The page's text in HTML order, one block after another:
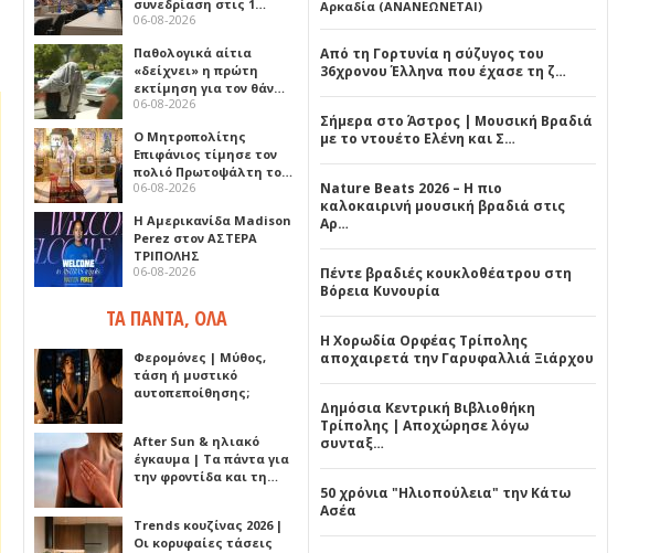
συνεδρίαση στις 1…
06-08-2026
Παθολογικά αίτια
«δείχνει» η πρώτη
εκτίμηση για τον θάν…
06-08-2026
Ο Μητροπολίτης
Επιφάνιος τίμησε τον
πολιό Πρωτοψάλτη το…
06-08-2026
Η Αμερικανίδα Madison
Perez στον ΑΣΤΕΡΑ
ΤΡΙΠΟΛΗΣ
06-08-2026
ΤΑ ΠΑΝΤΑ, ΟΛΑ
Φερομόνες | Μύθος,
τάση ή μυστικό
αυτοπεποίθησης;
After Sun & ηλιακό
έγκαυμα | Τα πάντα για
την φροντίδα και τη…
Trends κουζίνας 2026 |
Οι κορυφαίες τάσεις
Αρκαδία (ΑΝΑΝΕΩΝΕΤΑΙ)
Από τη Γορτυνία η σύζυγος του
36χρονου Έλληνα που έχασε τη ζ…
Σήμερα στο Άστρος | Μουσική Βραδιά
με το ντουέτο Ελένη και Σ…
Nature Beats 2026 – Η πιο
καλοκαιρινή μουσική βραδιά στις
Αρ…
Πέντε βραδιές κουκλοθέατρου στη
Βόρεια Κυνουρία
Η Χορωδία Ορφέας Τρίπολης
αποχαιρετά την Γαρυφαλλιά Ξιάρχου
Δημόσια Κεντρική Βιβλιοθήκη
Τρίπολης | Αποχώρησε λόγω
συνταξ…
50 χρόνια "Ηλιοπούλεια" την Κάτω
Ασέα